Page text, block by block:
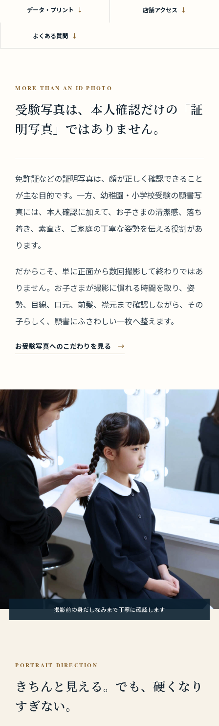
データ・プリント 店舗アクセス
よくある質問
MORE THAN AN ID PHOTO
受験写真は、本人確認だけの 「証
明写真」ではありません。
免許証などの証明写真は、顔が正しく確認できること
が主な目的です。一方、幼稚園・小学校受験の願書写
真には、本人確認に加えて、お子さまの清潔感、落ち
着き、素直さ、ご家庭の丁寧な姿勢を伝える役割があ
ります。
だからこそ、単に正面から数回撮影して終わりではあ
りません。お子さまが撮影に慣れる時間を取り、姿
勢、目線、口元、前髪、襟元まで確認しながら、その
子らしく、願書にふさわしい一枚へ整えます。
お受験写真へのこだわりを見る →
撮影前の身だしなみまで丁寧に確認します
PORTRAIT DIRECTION
きちんと見える。 でも、硬くなり
すぎない。